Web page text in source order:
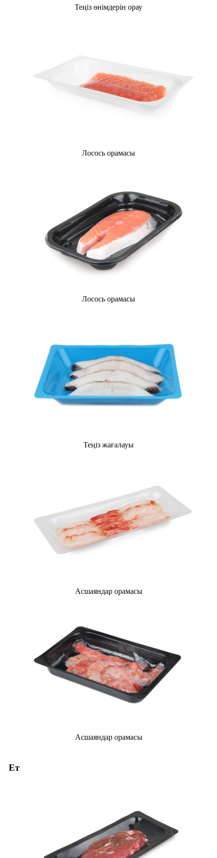
Теңіз өнімдерін орау
Лосось орамасы
Лосось орамасы
Теңіз жағалауы
Асшаяндар орамасы
Асшаяндар орамасы
Ет